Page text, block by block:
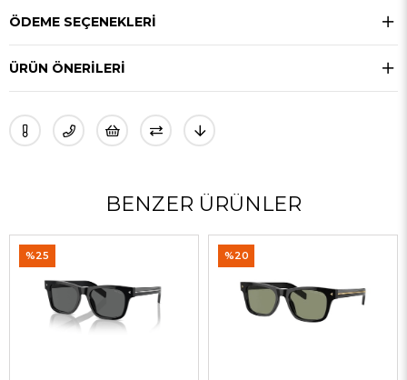
ÖDEME SEÇENEKLERI
ÜRÜN ÖNERILERI
BENZER ÜRÜNLER
%25 %20